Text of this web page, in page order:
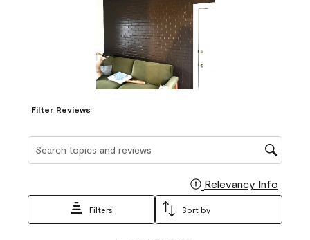
Filter Reviews
Relevancy Info
Filters Sort by